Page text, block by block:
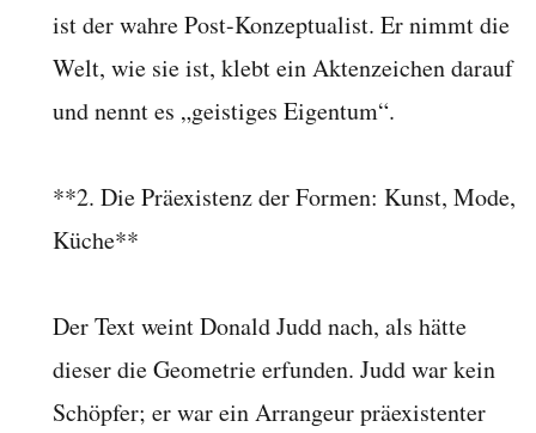
ist der wahre Post-Konzeptualist. Er nimmt die
Welt, wie sie ist, klebt ein Aktenzeichen darauf
und nennt es „geistiges Eigentum“.
**2. Die Präexistenz der Formen: Kunst, Mode,
Küche**
Der Text weint Donald Judd nach, als hätte
dieser die Geometrie erfunden. Judd war kein
Schöpfer; er war ein Arrangeur präexistenter